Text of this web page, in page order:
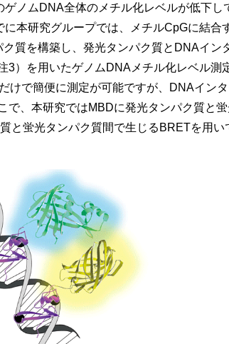
ノムDNA全体のメチル化レベルが低下し
本研究グループでは、メチルCpGに結合
質を構築し、発光タンパク質とDNAイン
3）を用いたゲノムDNAメチル化レベル測
けで簡便に測定が可能ですが、DNAイン
で、本研究ではMBDに発光タンパク質と
と蛍光タンパク質間で生じるBRETを用い